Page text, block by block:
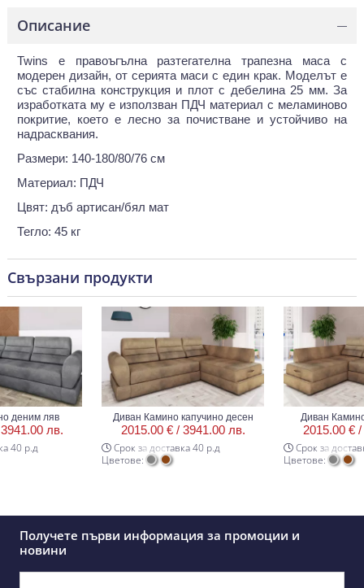
Описание —
Twins е правоъгълна разтегателна трапезна маса с
модерен дизайн, от серията маси с един крак. Моделът е
със стабилна конструкция и плот с дебелина 25 мм. За
изработката му е използван ПДЧ материал с меламиново
покритие, което е лесно за почистване и устойчиво на
надрасквания.
Размери: 140-180/80/76 см
Материал: ПДЧ
Цвят: дъб артисан/бял мат
Тегло: 45 кг
Свързани продукти
ляв
лв.
Диван Камино капучино десен
2015.00 € /3941.00 лв.
Срок за доставка 40 р.д
Цветове:
Диван Камино
2015.00 € /
Срок за доставка 40
Цветове:
Получете първи информация за промоции и
новини